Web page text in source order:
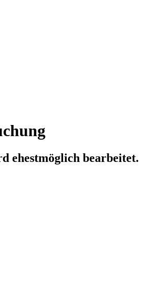
ehestmöglich bearbeitet.